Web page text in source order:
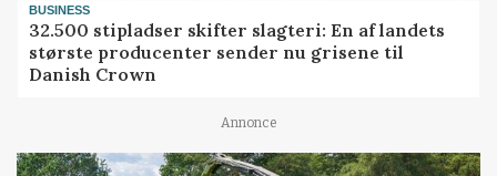
BUSINESS
32.500 stipladser skifter slagteri: En af landets
største producenter sender nu grisene til
Danish Crown
Annonce